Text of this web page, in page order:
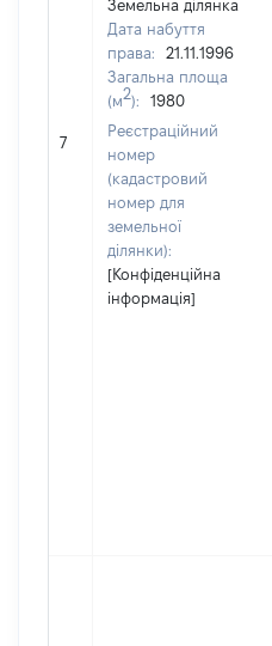
7
Земельна ділянка
Дата набуття
права:
21.11.1996
Загальна площа
(м2):
1980
Реєстраційний
номер
(кадастровий
номер для
земельної
ділянки):
[Конфіденційна
інформація]